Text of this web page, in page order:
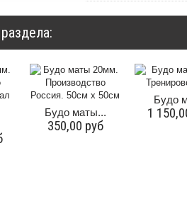
Будо маты...
350,00 руб
Будо
1